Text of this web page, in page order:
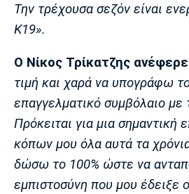
Την τρέχουσα σεζόν είναι
Κ19».
Ο Νίκος Τρίκατζης
τιμή και χαρά να υπογράφω
επαγγελματικό συμβόλαιο με
Πρόκειται για μια σημαντική
κόπων μου όλα αυτά τα
δώσω το 100% ώστε να
εμπιστοσύνη που μου έδειξε